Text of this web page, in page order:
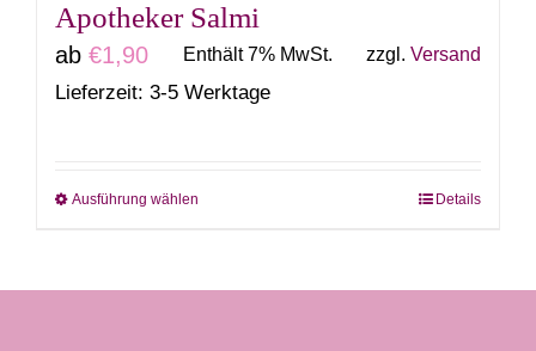
werden
Apotheker Salmi
ab €1,90 Enthält 7% MwSt. zzgl. Versand
Lieferzeit: 3-5 Werktage
Ausführung wählen Details